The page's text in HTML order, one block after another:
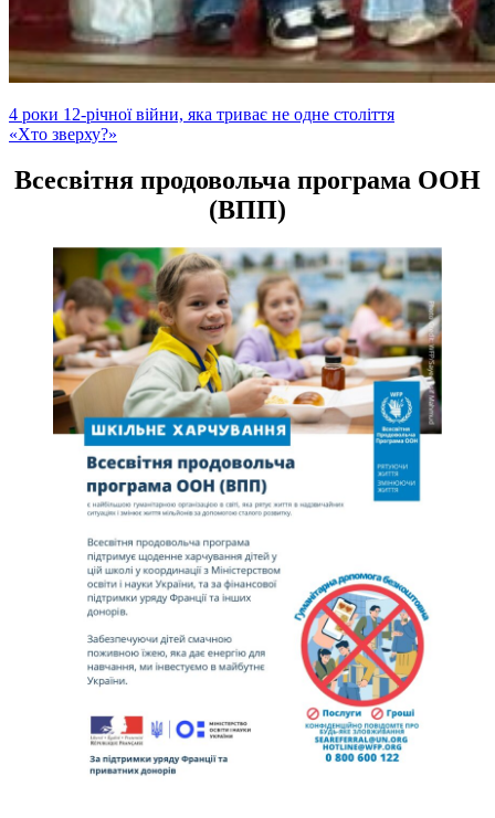
Навігація
записів
4 роки 12-річної війни, яка триває не одне століття
«Хто зверху?»
Всесвітня продовольча програма ООН
(ВПП)